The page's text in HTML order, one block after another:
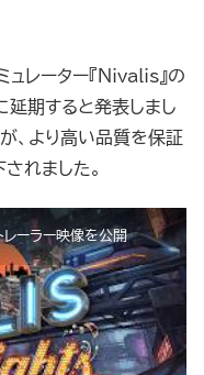
レーター『Nivalis』の
期すると発表しまし
、より高い品質を保証
れました。
レーラー映像を公開